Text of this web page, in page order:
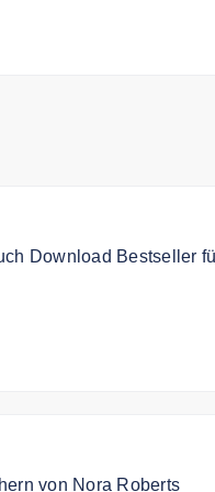
Download Bestseller
von Nora Roberts